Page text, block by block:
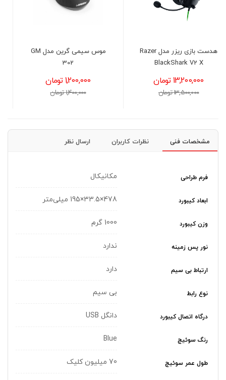
302
1,200,000 تومان
1,400,000 تومان
1,950,000 تومان
2,100,000 تومان
مشخصات فنی نظرات کاربران ارسال نظر
فرم طراحی مکانیکال
ابعاد کیبورد 478×33.5×195 میلی‌متر
وزن کیبورد 1000 گرم
نور پس زمینه ندارد
ارتباط بی سیم دارد
نوع رابط بی سیم
درگاه اتصال کیبورد دانگل USB
رنگ سوئیچ Blue
طول عمر سوئیچ 70 میلیون کلیک